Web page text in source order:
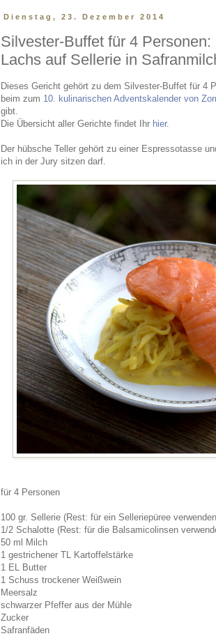
Dienstag, 23. Dezember 2014
Silvester-Buffet für 4 Personen:
Lachs auf Sellerie in
Dieses Gericht gehört zu dem Silvester-Buffet für 4
beim zum 10. kulinarischen Adventskalender von
gibt.
Die Übersicht aller Gerichte findet Ihr hier.
Der hübsche Teller gehört zu einer Espressotasse
ich in der Jury sitzen darf.
für 4 Personen
100 gr. Sellerie (Rest: für ein Selleriepüree
1/2 Schalotte (Rest: für die Balsamicolinsen
50 ml Milch
1 gestrichener TL Kartoffelstärke
1 EL Butter
1 Schuss trockener Weißwein
Meersalz
schwarzer Pfeffer aus der Mühle
Zucker
Safranfäden